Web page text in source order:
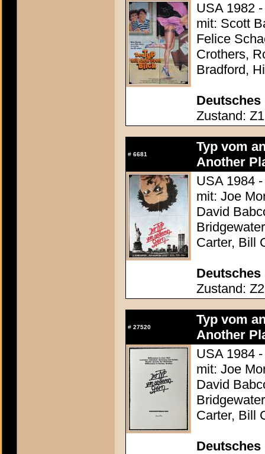
USA 1982
mit: Scott
Felice
Crothers,
Bradford,
Deutsches
Zustand:
# 6681
Typ vom
Another
USA 1984
mit: Joe
David
Carter, Bill
Deutsches
Zustand:
# 27520
Typ vom
Another
USA 1984
mit: Joe
David
Carter, Bill
Deutsches